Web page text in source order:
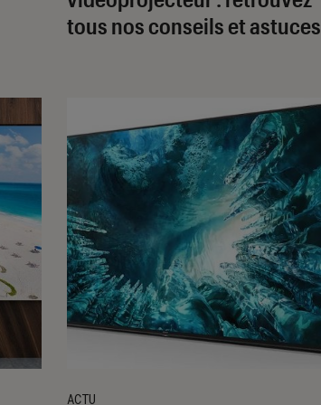
tous nos conseils et astuces
ACTU